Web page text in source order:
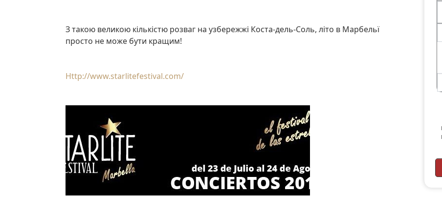
З такою великою кількістю розваг на узбережжі Коста-дель-Соль, літо в Марбельї
просто не може бути кращим!
http://www.starlitefestival.com/